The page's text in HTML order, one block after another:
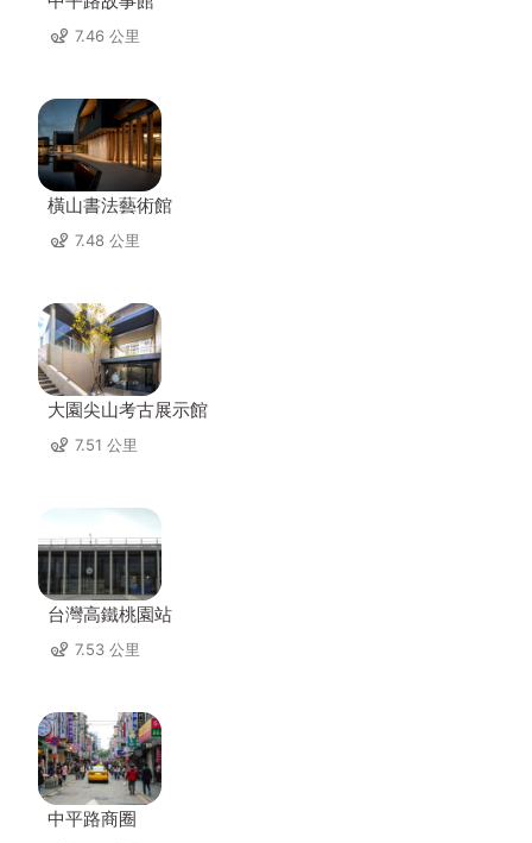
7.46 公里
橫山書法藝術館
7.48 公里
大園尖山考古展示館
7.51 公里
台灣高鐵桃園站
7.53 公里
中平路商圈